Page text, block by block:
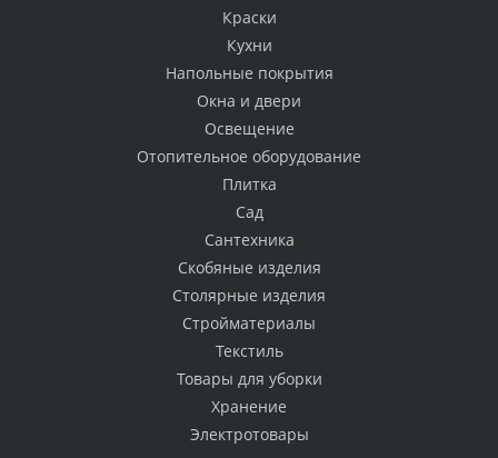
Краски
Кухни
Напольные покрытия
Окна и двери
Освещение
Отопительное оборудование
Плитка
Сад
Сантехника
Скобяные изделия
Столярные изделия
Стройматериалы
Текстиль
Товары для уборки
Хранение
Электротовары